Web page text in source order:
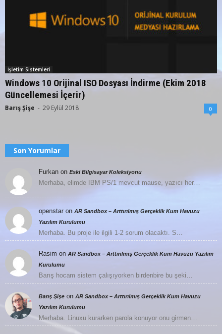
İşletim Sistemleri
Windows 10 Orijinal ISO Dosyası İndirme (Ekim 2018
Güncellemesi İçerir)
Barış Şişe - 29 Eylül 2018 0
Son Yorumlar
Furkan on Eski Bilgisayar Koleksiyonu
Merhaba, elimde IBM PS/1 mevcut mause, yazıcı her…
openstar on AR Sandbox – Arttırılmış Gerçeklik Kum Havuzu
Yazılım Kurulumu
Merhaba. Bu proje ile ilgili 1-2 sorum olacaktı. S…
Rasim on AR Sandbox – Arttırılmış Gerçeklik Kum Havuzu Yazılım
Kurulumu
Barış hocam sistem çalışıyorken birdenbire bu şeki…
Barış Şişe on AR Sandbox – Arttırılmış Gerçeklik Kum Havuzu
Yazılım Kurulumu
Merhaba. Linuxu kurarken parola konuyor onu girmen…